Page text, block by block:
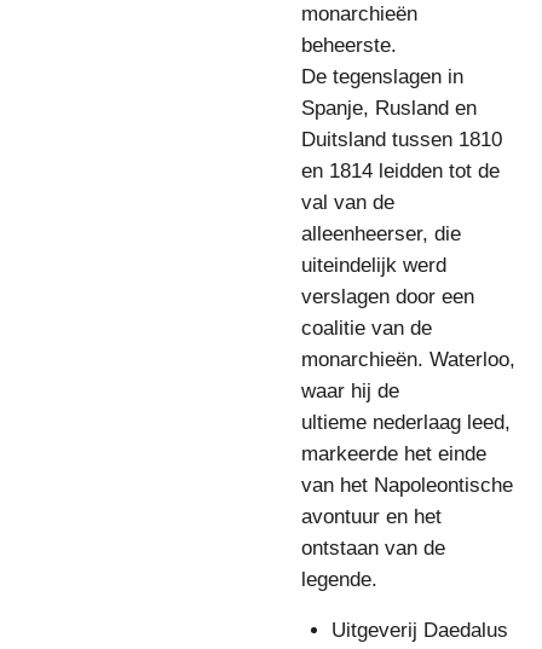
monarchieën
beheerste.
De tegenslagen in
Spanje, Rusland en
Duitsland tussen 1810
en 1814 leidden tot de
val van de
alleenheerser, die
uiteindelijk werd
verslagen door een
coalitie van de
monarchieën. Waterloo,
waar hij de
ultieme nederlaag leed,
markeerde het einde
van het Napoleontische
avontuur en het
ontstaan van de
legende.
Uitgeverij Daedalus